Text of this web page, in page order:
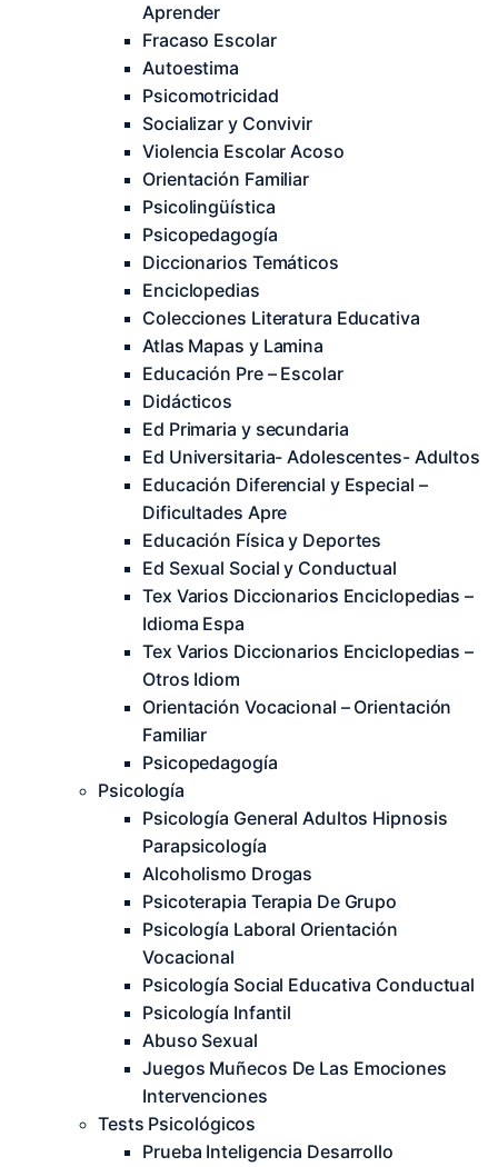
Aprender
Fracaso Escolar
Autoestima
Psicomotricidad
Socializar y Convivir
Violencia Escolar Acoso
Orientación Familiar
Psicolingüística
Psicopedagogía
Diccionarios Temáticos
Enciclopedias
Colecciones Literatura Educativa
Atlas Mapas y Lamina
Educación Pre – Escolar
Didácticos
Ed Primaria y secundaria
Ed Universitaria- Adolescentes- Adultos
Educación Diferencial y Especial –
Dificultades Apre
Educación Física y Deportes
Ed Sexual Social y Conductual
Tex Varios Diccionarios Enciclopedias –
Idioma Espa
Tex Varios Diccionarios Enciclopedias –
Otros Idiom
Orientación Vocacional – Orientación
Familiar
Psicopedagogía
Psicología
Psicología General Adultos Hipnosis
Parapsicología
Alcoholismo Drogas
Psicoterapia Terapia De Grupo
Psicología Laboral Orientación
Vocacional
Psicología Social Educativa Conductual
Psicología Infantil
Abuso Sexual
Juegos Muñecos De Las Emociones
Intervenciones
Tests Psicológicos
Prueba Inteligencia Desarrollo